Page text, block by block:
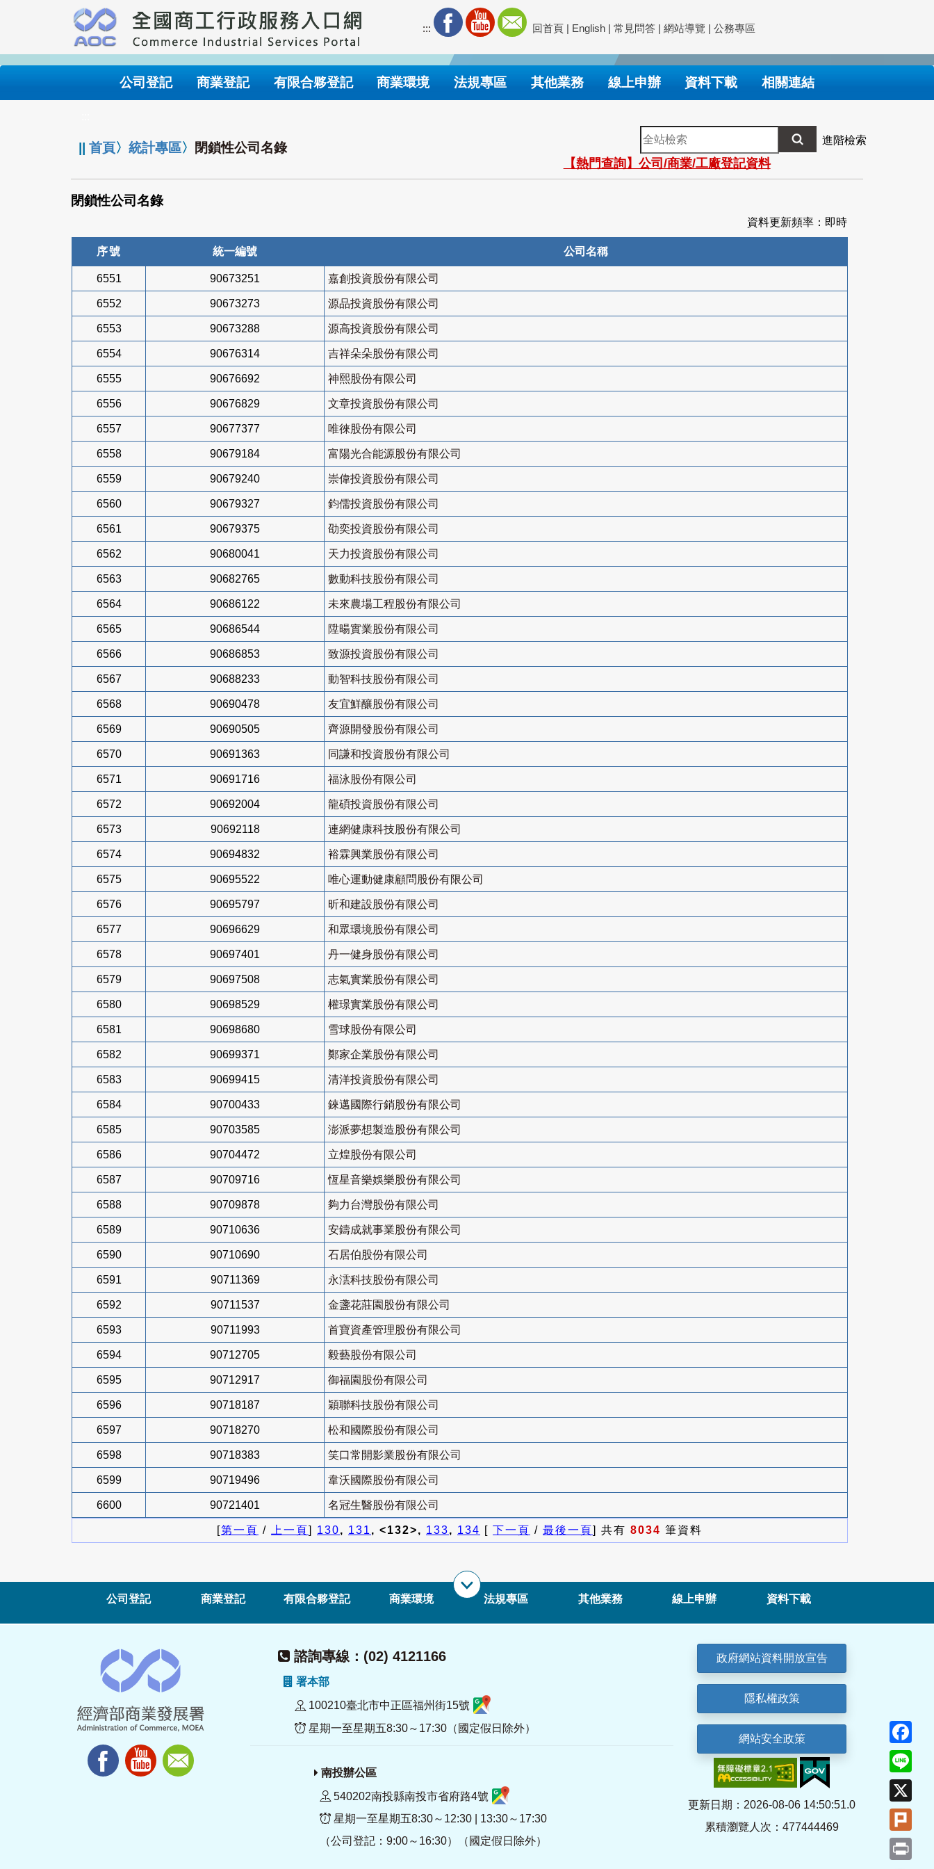
要
內
::: 回首頁 | English | 常見問答 | 網站導覽 | 公務專區
公司登記 商業登記 有限合夥登記 商業環境 法規專區 其他業務 線上申辦 資料下載 相關連結
||首頁〉統計專區〉 閉鎖性公司名錄
全
站
檢
索
進階檢索
【熱門查詢】公司/商業/工廠登記資料
閉鎖性公司名錄
資料更新頻率：即時
序號 統一編號 公司名稱
6551 90673251 嘉創投資股份有限公司
6552 90673273 源品投資股份有限公司
6553 90673288 源高投資股份有限公司
6554 90676314 吉祥朵朵股份有限公司
6555 90676692 神熙股份有限公司
6556 90676829 文章投資股份有限公司
6557 90677377 唯徠股份有限公司
6558 90679184 富陽光合能源股份有限公司
6559 90679240 崇偉投資股份有限公司
6560 90679327 鈞儒投資股份有限公司
6561 90679375 劭奕投資股份有限公司
6562 90680041 天力投資股份有限公司
6563 90682765 數動科技股份有限公司
6564 90686122 未來農場工程股份有限公司
6565 90686544 陞暘實業股份有限公司
6566 90686853 致源投資股份有限公司
6567 90688233 動智科技股份有限公司
6568 90690478 友宜鮮釀股份有限公司
6569 90690505 齊源開發股份有限公司
6570 90691363 同謙和投資股份有限公司
6571 90691716 福泳股份有限公司
6572 90692004 龍碩投資股份有限公司
6573 90692118 連網健康科技股份有限公司
6574 90694832 裕霖興業股份有限公司
6575 90695522 唯心運動健康顧問股份有限公司
6576 90695797 昕和建設股份有限公司
6577 90696629 和眾環境股份有限公司
6578 90697401 丹一健身股份有限公司
6579 90697508 志氣實業股份有限公司
6580 90698529 權璟實業股份有限公司
6581 90698680 雪球股份有限公司
6582 90699371 鄭家企業股份有限公司
6583 90699415 清洋投資股份有限公司
6584 90700433 錸邁國際行銷股份有限公司
6585 90703585 澎派夢想製造股份有限公司
6586 90704472 立煌股份有限公司
6587 90709716 恆星音樂娛樂股份有限公司
6588 90709878 夠力台灣股份有限公司
6589 90710636 安鑄成就事業股份有限公司
6590 90710690 石居伯股份有限公司
6591 90711369 永澐科技股份有限公司
6592 90711537 金盞花莊園股份有限公司
6593 90711993 首寶資產管理股份有限公司
6594 90712705 毅藝股份有限公司
6595 90712917 御福園股份有限公司
6596 90718187 穎聯科技股份有限公司
6597 90718270 松和國際股份有限公司
6598 90718383 笑口常開影業股份有限公司
6599 90719496 韋沃國際股份有限公司
6600 90721401 名冠生醫股份有限公司
[第一頁 / 上一頁] 130, 131, <132>, 133, 134 [ 下一頁 / 最後一頁] 共有 8034 筆資料
公司登記 商業登記 有限合夥登記 商業環境 法規專區 其他業務 線上申辦 資料下載
諮詢專線：(02) 4121166
署本部
100210臺北市中正區福州街15號
星期一至星期五8:30～17:30（國定假日除外）
南投辦公區
540202南投縣南投市省府路4號
星期一至星期五8:30～12:30 | 13:30～17:30
（公司登記：9:00～16:30）（國定假日除外）
政府網站資料開放宣告
隱私權政策
網站安全政策
更新日期：2026-08-06 14:50:51.0
累積瀏覽人次：477444469